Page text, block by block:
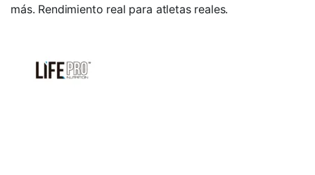
más. Rendimiento real para atletas reales.